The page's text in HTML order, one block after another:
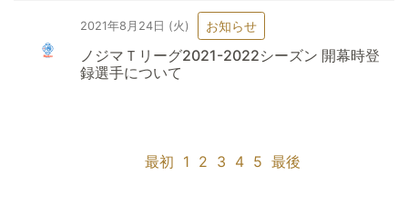
2021年8月24日 (火) お知らせ
ノジマＴリーグ2021-2022シーズン 開幕時登
録選手について
最初 1 2 3 4 5 最後